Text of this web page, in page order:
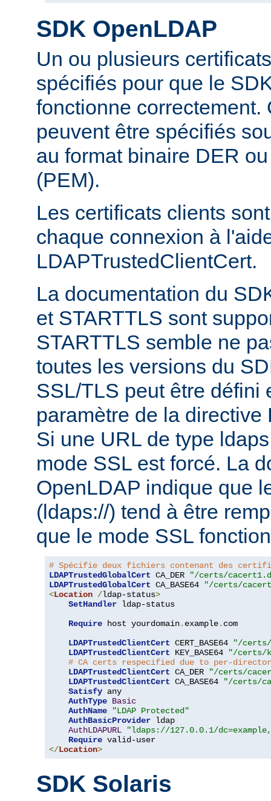
SDK OpenLDAP
Un ou plusieurs
spécifiés pour que le
fonctionne correctement.
peuvent être spécifiés
au format binaire DER
(PEM).
Les certificats clients
chaque connexion à
LDAPTrustedClientCert.
La documentation du
et STARTTLS sont
STARTTLS semble ne
toutes les versions du
SSL/TLS peut être défini
paramètre de la
Si une URL de type
mode SSL est forcé. La
OpenLDAP indique que
(ldaps://) tend à être
que le mode SSL
# Spécifie deux fichiers contenant des
LDAPTrustedGlobalCert CA_DER
"/certs/
LDAPTrustedGlobalCert CA_BASE64
"/certs/
<Location /ldap-status>
SetHandler ldap-status
Require host yourdomain. example. com
LDAPTrustedClientCert CERT_BASE64
"/certs/
LDAPTrustedClientCert KEY_BASE64
"/certs/
# CA certs respecified due to per-
LDAPTrustedClientCert CA_DER
"/certs/
LDAPTrustedClientCert CA_BASE64
"/certs/
Satisfy any
AuthType Basic
AuthName
"LDAP Protected"
AuthBasicProvider ldap
AuthLDAPURL
"ldaps://127.0.0.1/
Require
</Location>
SDK Solaris